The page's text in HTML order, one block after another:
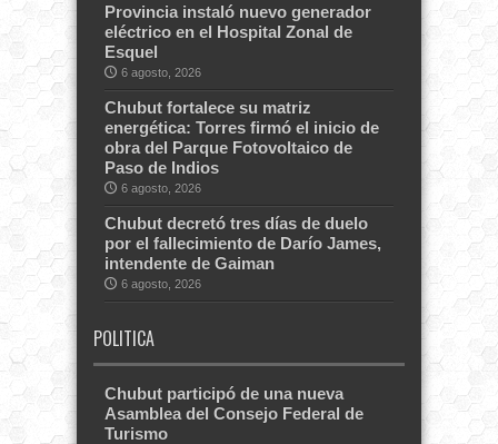
Provincia instaló nuevo generador
eléctrico en el Hospital Zonal de
Esquel
6 agosto, 2026
Chubut fortalece su matriz
energética: Torres firmó el inicio de
obra del Parque Fotovoltaico de
Paso de Indios
6 agosto, 2026
Chubut decretó tres días de duelo
por el fallecimiento de Darío James,
intendente de Gaiman
6 agosto, 2026
POLITICA
Chubut participó de una nueva
Asamblea del Consejo Federal de
Turismo